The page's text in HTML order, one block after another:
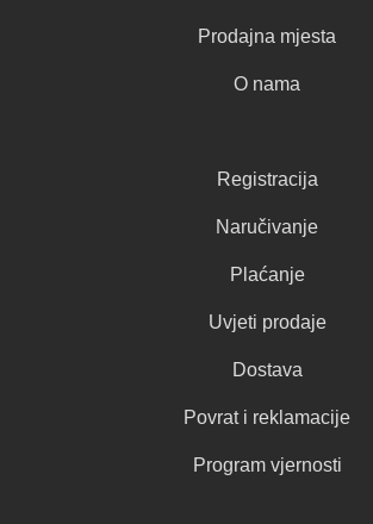
Prodajna mjesta
O nama
Registracija
Naručivanje
Plaćanje
Uvjeti prodaje
Dostava
Povrat i reklamacije
Program vjernosti